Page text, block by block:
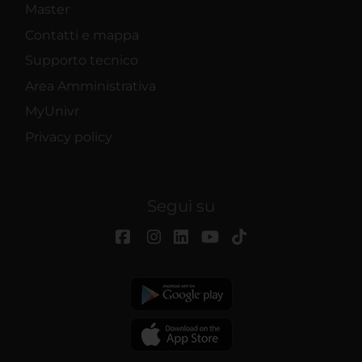
Master
Contatti e mappa
Supporto tecnico
Area Amministrativa
MyUnivr
Privacy policy
Segui su